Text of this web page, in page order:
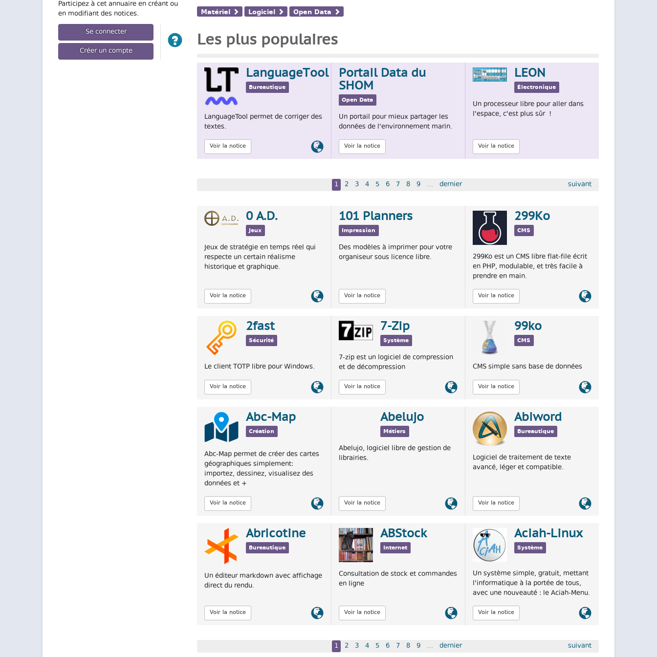
Participez à cet annuaire en créant ou
en modifiant des notices.
Se connecter
Créer un compte
Matériel Logiciel Open Data
Les plus populaires
LanguageTool
Bureautique
LanguageTool permet de corriger des
textes.
Voir la notice
Lien
officiel
Portail Data du
SHOM
Open Data
Un portail pour mieux partager les
données de l'environnement marin.
Voir la notice
LEON
Électronique
Un processeur libre pour aller dans
l'espace, c'est plus sûr !
Voir la notice
1 2 3 4 5 6 7 8 9 … suivant
dernier
0 A.D.
Jeux
Jeux de stratégie en temps réel qui
respecte un certain réalisme
historique et graphique.
Voir la notice
Lien
officiel
101 Planners
Impression
Des modèles à imprimer pour votre
organiseur sous licence libre.
Voir la notice
299Ko
CMS
299Ko est un CMS libre flat-file écrit
en PHP, modulable, et très facile à
prendre en main.
Voir la notice
Lien
2fast
Sécurité
Le client TOTP libre pour Windows.
Voir la notice
Lien
officiel
7-Zip
Système
7-zip est un logiciel de compression
et de décompression
Voir la notice
Lien
officiel
99ko
CMS
CMS simple sans base de données
Voir la notice
Lien
Abc-Map
Création
Abc-Map permet de créer des cartes
géographiques simplement:
importez, dessinez, visualisez des
données et +
Voir la notice
Lien
officiel
Abelujo
Métiers
Abelujo, logiciel libre de gestion de
librairies.
Voir la notice
Lien
officiel
Abiword
Bureautique
Logiciel de traitement de texte
avancé, léger et compatible.
Voir la notice
Lien
Abricotine
Bureautique
Un éditeur markdown avec affichage
direct du rendu.
Voir la notice
Lien
officiel
ABStock
Internet
Consultation de stock et commandes
en ligne
Voir la notice
Lien
officiel
Aciah-Linux
Système
Un système simple, gratuit, mettant
l'informatique à la portée de tous,
avec une nouveauté : le Aciah-Menu.
Voir la notice
Lien
1 2 3 4 5 6 7 8 9 … suivant
dernier